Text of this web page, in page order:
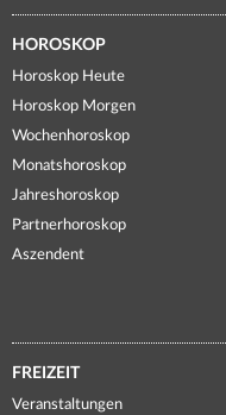
HOROSKOP
Horoskop Heute
Horoskop Morgen
Wochenhoroskop
Monatshoroskop
Jahreshoroskop
Partnerhoroskop
Aszendent
FREIZEIT
Veranstaltungen